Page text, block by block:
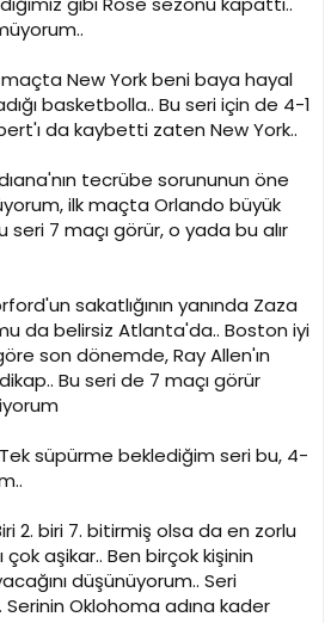
maçta New York beni baya hayal
basketbolla.. Bu seri için de 4-1
da kaybetti zaten New York..
tecrübe sorununun öne
ilk maçta Orlando büyük
seri 7 maçı görür, o yada bu alır
sakatlığının yanında Zaza
da belirsiz Atlanta'da.. Boston iyi
son dönemde, Ray Allen'ın
Bu seri de 7 maçı görür
süpürme beklediğim seri bu, 4-
2. biri 7. bitirmiş olsa da en zorlu
aşikar.. Ben birçok kişinin
düşünüyorum.. Seri
Oklohoma adına kader